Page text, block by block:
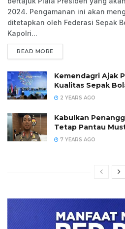
2024. Pengamanan ini akan
ditetapkan oleh Federasi Sepak
Kapolri...
READ MORE
Kemendagri Ajak
Kualitas Sepak
2 YEARS AGO
Kabulkan
Tetap Pantau
7 YEARS AGO